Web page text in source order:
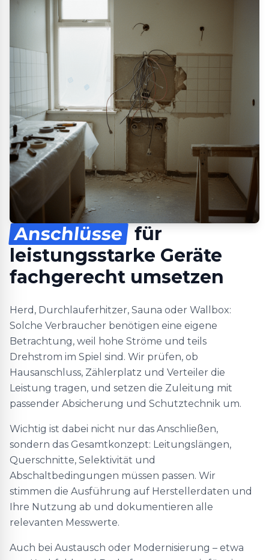
Anschlüsse für
leistungsstarke Geräte
fachgerecht umsetzen
Herd, Durchlauferhitzer, Sauna oder Wallbox:
Solche Verbraucher benötigen eine eigene
Betrachtung, weil hohe Ströme und teils
Drehstrom im Spiel sind. Wir prüfen, ob
Hausanschluss, Zählerplatz und Verteiler die
Leistung tragen, und setzen die Zuleitung mit
passender Absicherung und Schutztechnik um.
Wichtig ist dabei nicht nur das Anschließen,
sondern das Gesamtkonzept: Leitungslängen,
Querschnitte, Selektivität und
Abschaltbedingungen müssen passen. Wir
stimmen die Ausführung auf Herstellerdaten und
Ihre Nutzung ab und dokumentieren alle
relevanten Messwerte.
Auch bei Austausch oder Modernisierung – etwa